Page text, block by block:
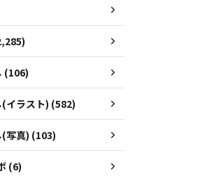
(106)
イラスト) (582)
写真) (103)
(6)